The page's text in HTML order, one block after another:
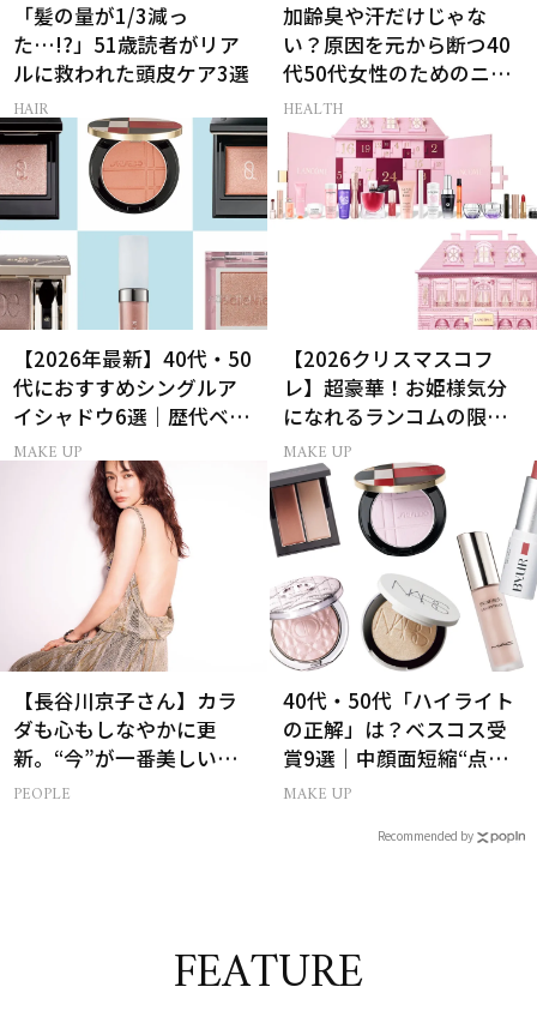
「髪の量が1/3減っ
た…!?」51歳読者がリア
ルに救われた頭皮ケア3選
HAIR
加齢臭や汗だけじゃな
い？原因を元から断つ40
代50代女性のためのニオ
イケア
HEALTH
【2026年最新】40代・50
代におすすめシングルア
イシャドウ6選｜歴代ベス
トコスメ受賞まとめ
MAKE UP
【2026クリスマスコフ
レ】超豪華！お姫様気分
になれるランコムの限定
コスメキット
MAKE UP
【長谷川京子さん】カラ
ダも心もしなやかに更
新。“今”が一番美しい
［特別画像集］
PEOPLE
40代・50代「ハイライト
の正解」は？ベスコス受
賞9選｜中顔面短縮“点置
き”メイク法も
MAKE UP
Recommended by
FEATURE